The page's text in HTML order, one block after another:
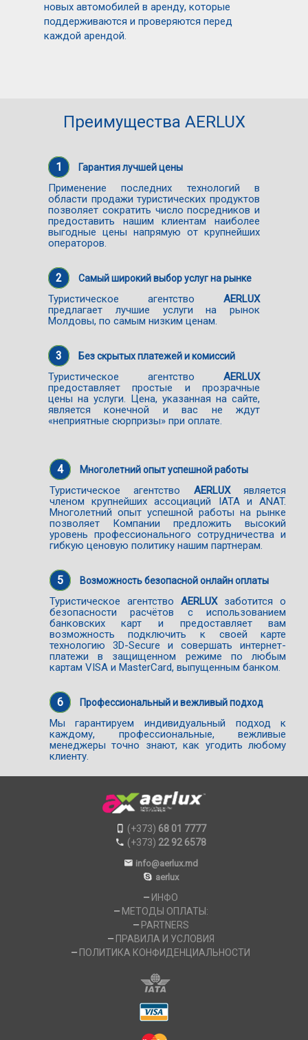
новых автомобилей в аренду, которые
поддерживаются и проверяются перед
каждой арендой.
Преимущества AERLUX
1 Гарантия лучшей цены
Применение последних технологий в
области продажи туристических продуктов
позволяет сократить число посредников и
предоставить нашим клиентам наиболее
выгодные цены напрямую от крупнейших
операторов.
2 Самый широкий выбор услуг на рынке
Туристическое агентство AERLUX
предлагает лучшие услуги на рынок
Молдовы, по самым низким ценам.
3 Без скрытых платежей и комиссий
Туристическое агентство AERLUX
предоставляет простые и прозрачные
цены на услуги. Цена, указанная на сайте,
является конечной и вас не ждут
«неприятные сюрпризы» при оплате.
4 Многолетний опыт успешной работы
Туристическое агентство AERLUXявляется
членом крупнейших ассоциаций IATA и ANAT.
Многолетний опыт успешной работы на рынке
позволяет Компании предложить высокий
уровень профессионального сотрудничества и
гибкую ценовую политику нашим партнерам.
5 Возможность безопасной онлайн оплаты
Туристическое агентство AERLUXзаботится о
безопасности расчётов с использованием
банковских карт и предоставляет вам
возможность подключить к своей карте
технологию 3D-Secure и совершать интернет-
платежи в защищенном режиме по любым
картам VISA и MasterCard, выпущенным банком.
6 Профессиональный и вежливый подход
Мы гарантируем индивидуальный подход к
каждому, профессиональные, вежливые
менеджеры точно знают, как угодить любому
клиенту.
(+373) 68 01 7777
(+373) 22 92 6578
info@aerlux.md
aerlux
ИНФО
МЕТОДЫ ОПЛАТЫ:
PARTNERS
ПРАВИЛА И УСЛОВИЯ
ПОЛИТИКА КОНФИДЕНЦИАЛЬНОСТИ